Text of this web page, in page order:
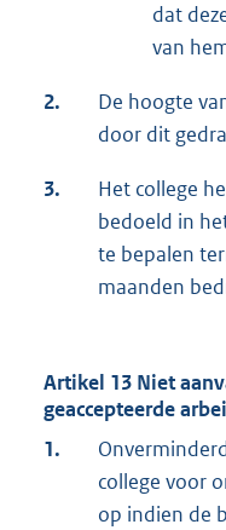
dat
van
2.
De hoogte
door dit
3.
Het college
bedoeld in
te bepalen
maanden
Artikel 13 Niet
geaccepteerde
1.
college voor
op indien de